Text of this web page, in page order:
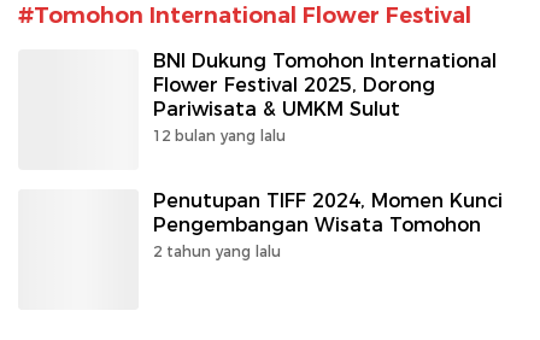
#Tomohon International Flower Festival
BNI Dukung Tomohon International
Flower Festival 2025, Dorong
Pariwisata & UMKM Sulut
12 bulan yang lalu
Penutupan TIFF 2024, Momen Kunci
Pengembangan Wisata Tomohon
2 tahun yang lalu